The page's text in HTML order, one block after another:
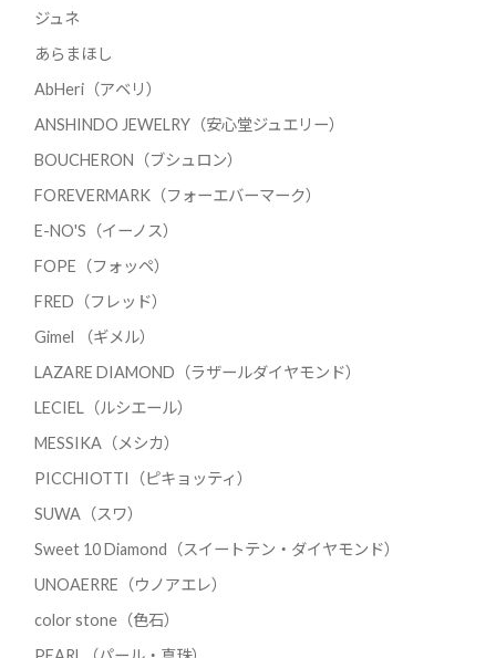
ジュネ
あらまほし
AbHeri（アベリ）
ANSHINDO JEWELRY（安心堂ジュエリー）
BOUCHERON（ブシュロン）
FOREVERMARK（フォーエバーマーク）
E-NO'S（イーノス）
FOPE（フォッペ）
FRED（フレッド）
Gimel （ギメル）
LAZARE DIAMOND（ラザールダイヤモンド）
LECIEL（ルシエール）
MESSIKA（メシカ）
PICCHIOTTI（ピキョッティ）
SUWA（スワ）
Sweet 10 Diamond（スイートテン・ダイヤモンド）
UNOAERRE（ウノアエレ）
color stone（色石）